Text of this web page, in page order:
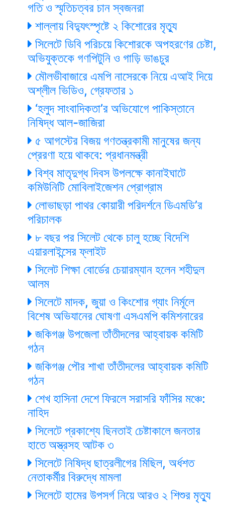
গতি ও স্মৃতিচত্বর চান স্বজনরা
শাল্লায় বিদ্যুৎস্পৃষ্টে ২ কিশোরের মৃত্যু
সিলেটে ডিবি পরিচয়ে কিশোরকে অপহরণের চেষ্টা,
অভিযুক্তকে গণপিটুনি ও গাড়ি ভাঙচুর
মৌলভীবাজারে এমপি নাসেরকে নিয়ে এআই দিয়ে
অশ্লীল ভিডিও, গ্রেফতার ১
‘হলুদ সাংবাদিকতা’র অভিযোগে পাকিস্তানে
নিষিদ্ধ আল-জাজিরা
৫ আগস্টের বিজয় গণতন্ত্রকামী মানুষের জন্য
প্রেরণা হয়ে থাকবে: প্রধানমন্ত্রী
বিশ্ব মাতৃদুগ্ধ দিবস উপলক্ষে কানাইঘাটে
কমিউনিটি মোবিলাইজেশন প্রোগ্রাম
লোভাছড়া পাথর কোয়ারী পরিদর্শনে ডিএমডি’র
পরিচালক
৮ বছর পর সিলেট থেকে চালু হচ্ছে বিদেশি
এয়ারলাইন্সের ফ্লাইট
সিলেট শিক্ষা বোর্ডের চেয়ারম্যান হলেন শহীদুল
আলম
সিলেটে মাদক, জুয়া ও কিংশোর গ্যাং নির্মূলে
বিশেষ অভিযানের ঘোষণা এসএমপি কমিশনারের
জকিগঞ্জ উপজেলা তাঁতীদলের আহ্বায়ক কমিটি
গঠন
জকিগঞ্জ পৌর শাখা তাঁতীদলের আহ্বায়ক কমিটি
গঠন
শেখ হাসিনা দেশে ফিরলে সরাসরি ফাঁসির মঞ্চে:
নাহিদ
সিলেটে প্রকাশ্যে ছিনতাই চেষ্টাকালে জনতার
হাতে অস্ত্রসহ আটক ৩
সিলেটে নিষিদ্ধ ছাত্রলীগের মিছিল, অর্ধশত
নেতাকর্মীর বিরুদ্ধে মামলা
সিলেটে হামের উপসর্গ নিয়ে আরও ২ শিশুর মৃত্যু